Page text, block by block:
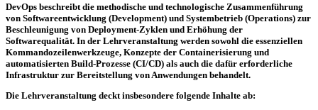
DevOps beschreibt die methodische und technologische Zusammenführung
von Softwareentwicklung (Development) und Systembetrieb (Operations) zur
Beschleunigung von Deployment-Zyklen und Erhöhung der
Softwarequalität. In der Lehrveranstaltung werden sowohl die essenziellen
Kommandozeilenwerkzeuge, Konzepte der Containerisierung und
automatisierten Build-Prozesse (CI/CD) als auch die dafür erforderliche
Infrastruktur zur Bereitstellung von Anwendungen behandelt.
Die Lehrveranstaltung deckt insbesondere folgende Inhalte ab: